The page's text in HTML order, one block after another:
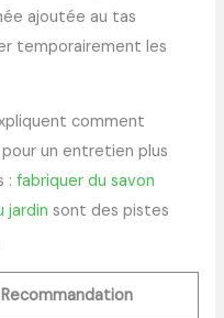
ajoutée au tas
temporairement les
comment
un entretien plus
:fabriquer du savon
jardin sont des pistes
Recommandation